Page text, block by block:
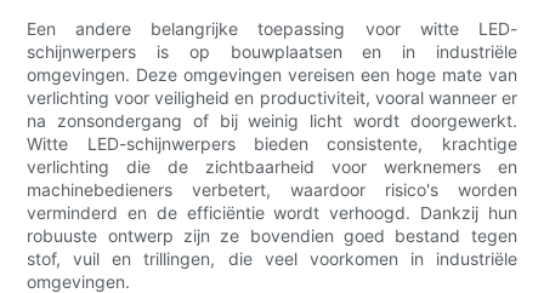
Een andere belangrijke toepassing voor witte LED-
schijnwerpers is op bouwplaatsen en in industriële
omgevingen. Deze omgevingen vereisen een hoge mate van
verlichting voor veiligheid en productiviteit, vooral wanneer er
na zonsondergang of bij weinig licht wordt doorgewerkt.
Witte LED-schijnwerpers bieden consistente, krachtige
verlichting die de zichtbaarheid voor werknemers en
machinebedieners verbetert, waardoor risico's worden
verminderd en de efficiëntie wordt verhoogd. Dankzij hun
robuuste ontwerp zijn ze bovendien goed bestand tegen
stof, vuil en trillingen, die veel voorkomen in industriële
omgevingen.